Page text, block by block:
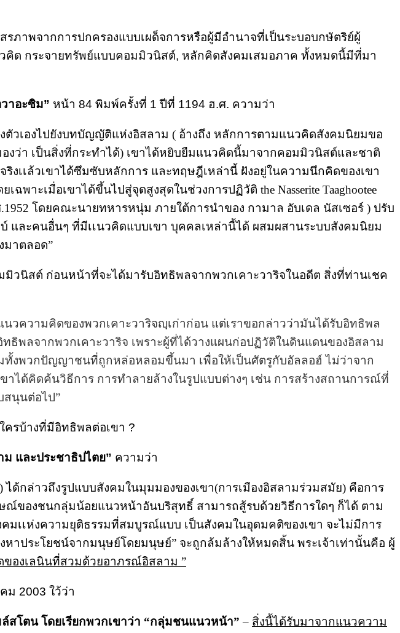
ภาพจากการปกครองแบบเผด็จการหรือผู้มีอำนาจที่เป็นระบอบกษัตริย์ผู้
คิด กระจายทรัพย์แบบคอมมิวนิสต์, หลักคิดสังคมเสมอภาค ทั้งหมดนี้มีที่มา
าอะซิม” หน้า 84 พิมพ์ครั้งที่ 1 ปีที่ 1194 ฮ.ศ. ความว่า
เองไปยังบทบัญญัติแห่งอิสลาม ( อ้างถึง หลักการตามแนวคิดสังคมนิยมขอ
งว่า เป็นสิ่งที่กระทำได้) เขาได้หยิบยืมแนวคิดนี้มาจากคอมมิวนิสต์และชาติ
เเล้วเขาได้ซึมซับหลักการ และทฤษฎีเหล่านี้ ฝังอยู่ในความนึกคิดของเขา
พาะเมื่อเขาได้ขึ้นไปสู่จุดสูงสุดในช่วงการปฏิวัติ the Nasserite Taaghootee
โดยคณะนายทหารหนุ่ม ภายใต้การนำของ กามาล อับเดล นัสเซอร์ ) ปรับ
ละคนอื่นๆ ที่มีเเนวคิดแบบเขา บุคคลเหล่านี้ได้ ผสมผสานระบบสังคมนิยม
มาตลอด”
วนิสต์ ก่อนหน้าที่จะได้มารับอิทธิพลจากพวกเคาะวาริจในอดีต สิ่งที่ท่านเชค
ความคิดของพวกเคาะวาริจญฺเก่าก่อน แต่เราขอกล่าวว่ามันได้รับอิทธิพล
พลจากพวกเคาะวาริจ เพราะผู้ที่ได้วางแผนก่อปฏิวัติในดินแดนของอิสลาม
งพวกปัญญาชนที่ถูกหล่อหลอมขึ้นมา เพื่อให้เป็นศัตรูกับอัลลอฮ์ ไม่ว่าจาก
ได้คิดค้นวิธีการ การทำลายล้างในรูปแบบต่างๆ เช่น การสร้างสถานการณ์ที่
สนุนต่อไป”
รบ้างที่มีอิทธิพลต่อเขา ?
และประชาธิปไตย” ความว่า
ด้กล่าวถึงรูปแบบสังคมในมุมมองของเขา(การเมืองอิสลามร่วมสมัย) คือการ
ณ์ของชนกลุ่มน้อยแนวหน้าอันบริสุทธิ์ สามารถสู้รบด้วยวิธีการใดๆ ก็ได้ ตาม
เเห่งความยุติธรรมที่สมบูรณ์แบบ เป็นสังคมในอุดมคติของเขา จะไม่มีการ
าประโยชน์จากมนุษย์โดยมนุษย์” จะถูกล้มล้างให้หมดสิ้น พระเจ้าเท่านั้นคือ ผู้
องเลนินที่สวมด้วยอาภรณ์อิสลาม ”
2003 ใว้ว่า
โตน โดยเรียกพวกเขาว่า “กลุ่มชนแนวหน้า” – สิ่งนี้ได้รับมาจากแนวความ